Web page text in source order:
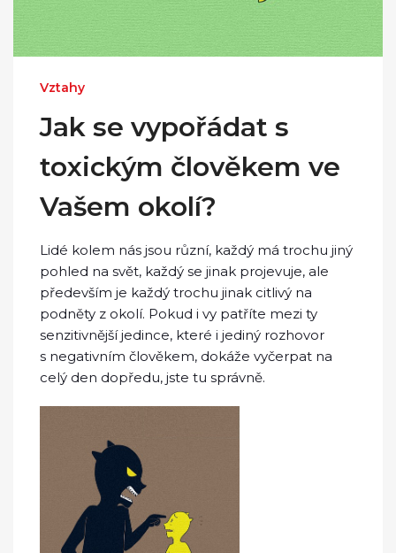
Vztahy
Jak se vypořádat s
toxickým člověkem ve
Vašem okolí?
Lidé kolem nás jsou různí, každý má trochu jiný
pohled na svět, každý se jinak projevuje, ale
především je každý trochu jinak citlivý na
podněty z okolí. Pokud i vy patříte mezi ty
senzitivnější jedince, které i jediný rozhovor
s negativním člověkem, dokáže vyčerpat na
celý den dopředu, jste tu správně.